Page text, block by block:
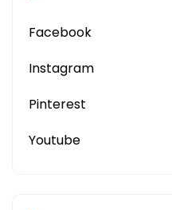
Facebook
Instagram
Pinterest
Youtube